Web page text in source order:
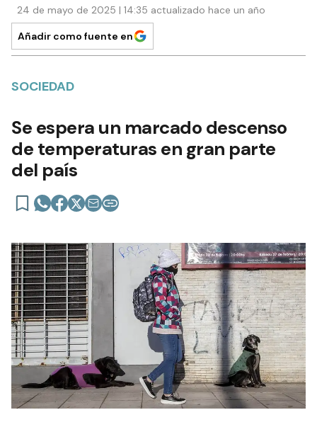
24 de mayo de 2025 | 14:35 actualizado hace un año
Añadir como fuente en
SOCIEDAD
Se espera un marcado descenso
de temperaturas en gran parte
del país